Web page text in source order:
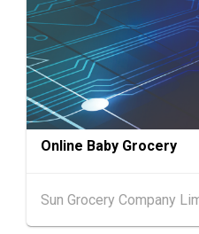
1-5
SEP
香港
国际名表荟萃
1-5
SEP
香港
香港贸发局香港
心)
Online Baby Grocery
Sun Grocery Company